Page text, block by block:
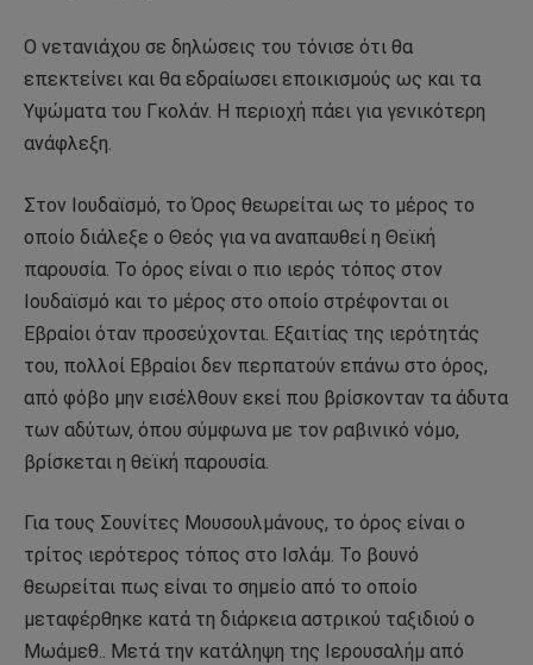
Ο νετανιάχου σε δηλώσεις του τόνισε ότι θα
επεκτείνει και θα εδραίωσει εποικισμούς ως και τα
Υψώματα του Γκολάν. Η περιοχή πάει για γενικότερη
ανάφλεξη.
Στον Ιουδαϊσμό, το Όρος θεωρείται ως το μέρος το
οποίο διάλεξε ο Θεός για να αναπαυθεί η Θεϊκή
παρουσία. Το όρος είναι ο πιο ιερός τόπος στον
Ιουδαϊσμό και το μέρος στο οποίο στρέφονται οι
Εβραίοι όταν προσεύχονται. Εξαιτίας της ιερότητάς
του, πολλοί Εβραίοι δεν περπατούν επάνω στο όρος,
από φόβο μην εισέλθουν εκεί που βρίσκονταν τα άδυτα
των αδύτων, όπου σύμφωνα με τον ραβινικό νόμο,
βρίσκεται η θεϊκή παρουσία.
Για τους Σουνίτες Μουσουλμάνους, το όρος είναι ο
τρίτος ιερότερος τόπος στο Ισλάμ. Το βουνό
θεωρείται πως είναι το σημείο από το οποίο
μεταφέρθηκε κατά τη διάρκεια αστρικού ταξιδιού ο
Μωάμεθ.. Μετά την κατάληψη της Ιερουσαλήμ από